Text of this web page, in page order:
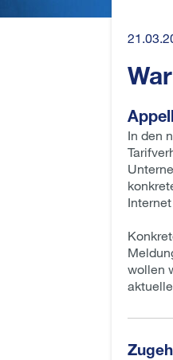
In den
Internet
wollen